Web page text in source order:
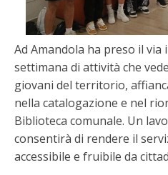
Ad Amandola ha preso il
settimana di attività che
giovani del territorio,
nella catalogazione e nel
Biblioteca comunale. Un
consentirà di rendere il
accessibile e fruibile da